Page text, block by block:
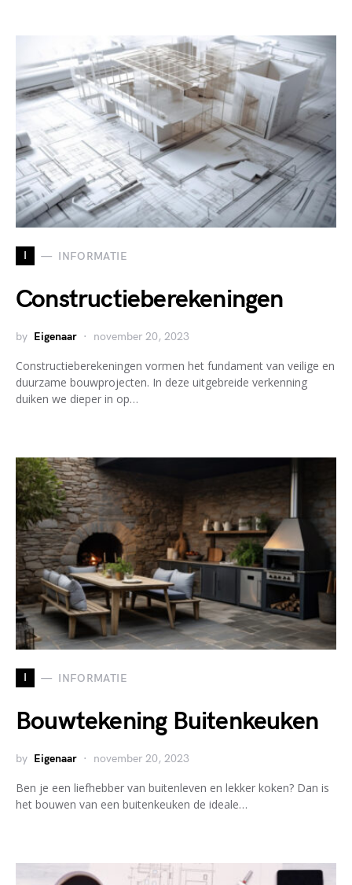
I INFORMATIE
Constructieberekeningen
by Eigenaar november 20, 2023
Constructieberekeningen vormen het fundament van veilige en
duurzame bouwprojecten. In deze uitgebreide verkenning
duiken we dieper in op…
I INFORMATIE
Bouwtekening Buitenkeuken
by Eigenaar november 20, 2023
Ben je een liefhebber van buitenleven en lekker koken? Dan is
het bouwen van een buitenkeuken de ideale…